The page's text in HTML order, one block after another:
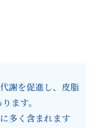
謝を促進し、皮脂
ます。
多く含まれます